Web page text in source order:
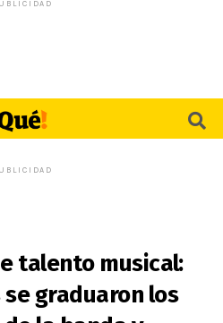
talento musical:
graduaron los